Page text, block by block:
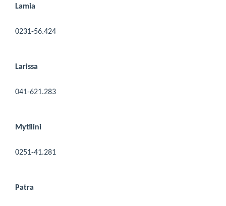
Lamia
0231-56.424
Larissa
041-621.283
Mytilini
0251-41.281
Patra